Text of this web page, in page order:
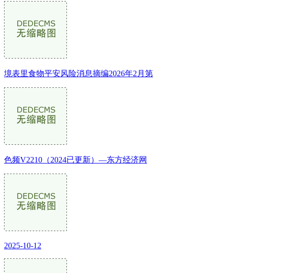
境表里食物平安风险消息摘编2026年2月第
色频V2210（2024已更新）—东方经济网
2025-10-12